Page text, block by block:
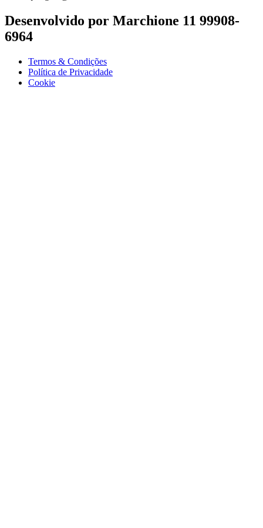
Desenvolvido por Marchione 11 99908-
6964
Termos & Condições
Política de Privacidade
Cookie